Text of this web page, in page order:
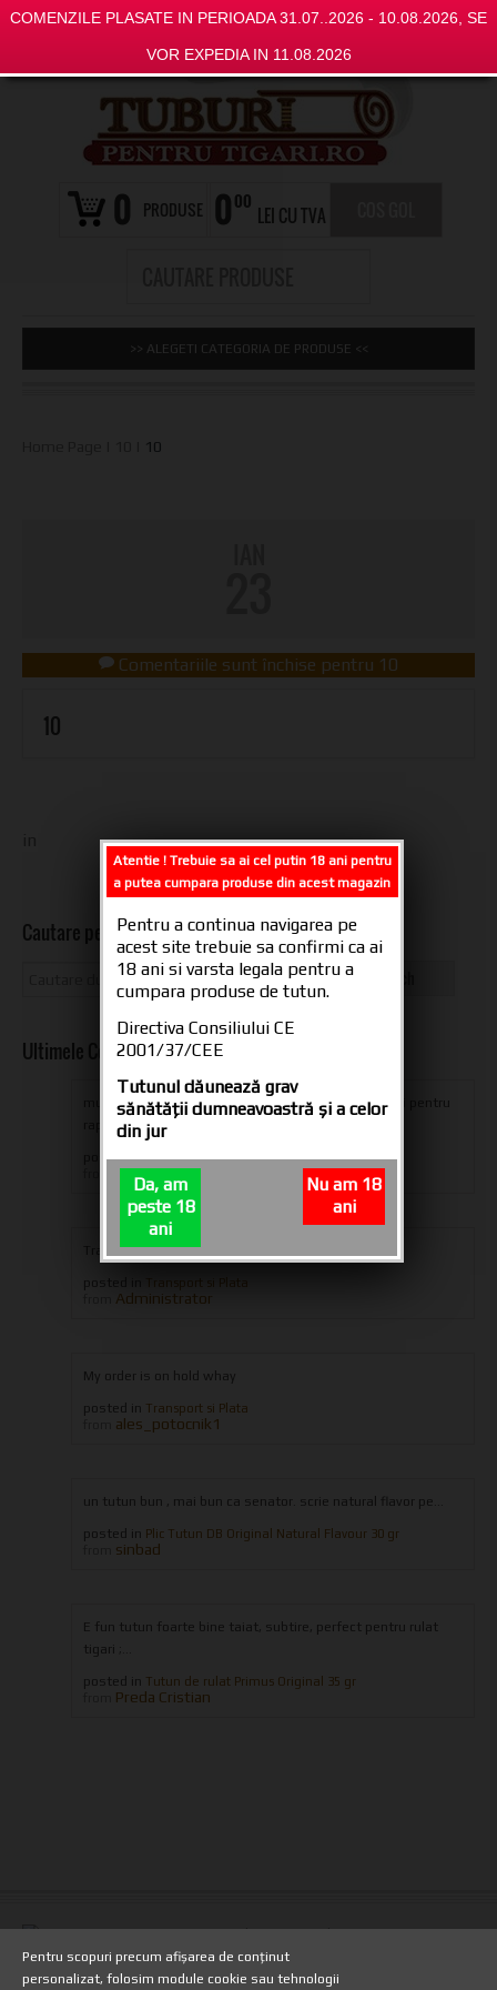
COMENZILE PLASATE IN PERIOADA 31.07..2026 - 10.08.2026, SE
VOR EXPEDIA IN 11.08.2026
0 PRODUSE 000
LEI CU TVA
>> ALEGETI CATEGORIA DE PRODUSE <<
10
Comentariile sunt închise pentru 10
10
Cautare pe site
Ultimele Comentarii
multumesc din suflet oameni dragi pentru produs si pentru
rapiditatea livrarii,ramaneti aceiasi...
posted inTuburi tigari CARTEL 200
iulian eugen
Transport only in Romania
posted in
Transport si Plata
Administrator
My order is on hold whay
posted in Transport si Plata
ales_potocnik1
un tutun bun , mai bun ca senator. scrie natural flavor pe...
posted in Plic Tutun DB Original Natural Flavour 30 gr
sinbad
E fun tutun foarte bine taiat, subtire, perfect pentru rulat
tigari ;...
posted in Tutun de rulat Primus Original 35 gr
Preda Cristian
Copyright 2013 - TuburiPentruTigari.ro
Atentie ! Trebuie sa ai cel putin 18 ani pentru
a putea cumpara produse din acest magazin
Pentru a continua navigarea pe
acest site trebuie sa confirmi ca ai
18 ani si varsta legala pentru a
cumpara produse de tutun.
Directiva Consiliului CE
2001/37/CEE
Tutunul dăunează grav
sănătăţii dumneavoastră şi a celor
din jur
Da, am
peste 18
ani
Nu am 18
ani
Pentru scopuri precum afișarea de conținut
personalizat, folosim module cookie sau tehnologii